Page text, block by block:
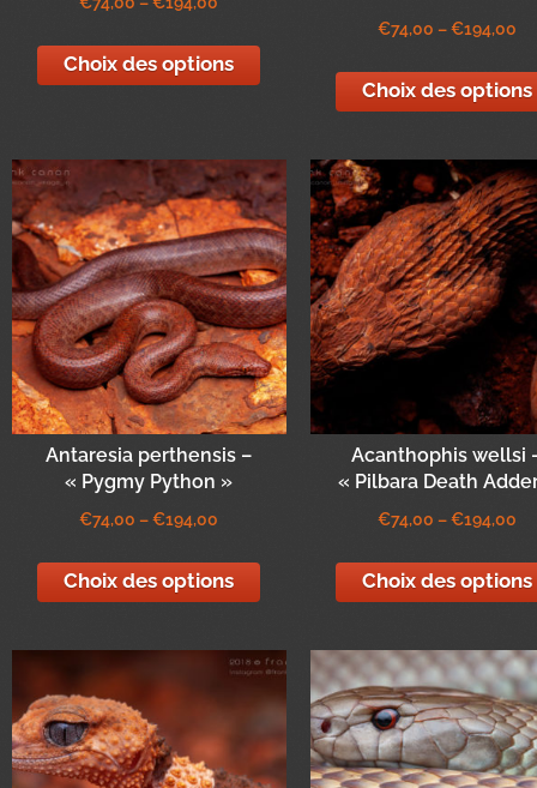
Choix des options
€74,00 –€194,00
Choix des options
Antaresia perthensis –
« Pygmy Python »
€74,00 –€194,00
Choix des options
Acanthophis wellsi
« Pilbara Death
€74,00 –€194,00
Choix des options